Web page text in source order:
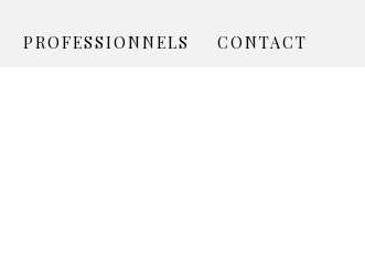
PROFESSIONNELS CONTACT